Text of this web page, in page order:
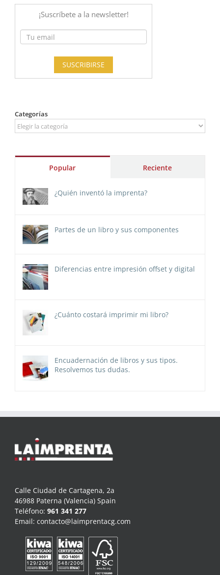
Categorías
Categorías
Popular Reciente
¿Quién inventó la imprenta?
Partes de un libro y sus componentes
Diferencias entre impresión offset y digital
¿Cuánto costará imprimir mi libro?
Encuadernación de libros y sus tipos.
Resolvemos tus dudas.
Calle Ciudad de Cartagena, 2a
46988 Paterna (Valencia) Spain
Teléfono: 961 341 277
Email: contacto@laimprentacg.com